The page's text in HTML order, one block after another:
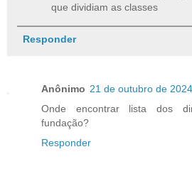
que dividiam as classes
Responder
Anônimo 21 de outubro de
Onde encontrar lista dos
fundação?
Responder